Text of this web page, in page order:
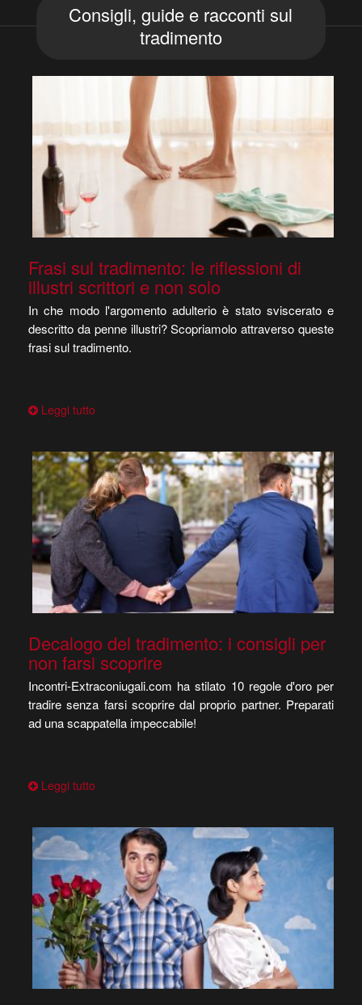
Consigli, guide e racconti sul
tradimento
Frasi sul tradimento: le riflessioni di
illustri scrittori e non solo
In che modo l'argomento adulterio è stato sviscerato e
descritto da penne illustri? Scopriamolo attraverso queste
frasi sul tradimento.
Leggi tutto
Decalogo del tradimento: i consigli per
non farsi scoprire
Incontri-Extraconiugali.com ha stilato 10 regole d'oro per
tradire senza farsi scoprire dal proprio partner. Preparati
ad una scappatella impeccabile!
Leggi tutto